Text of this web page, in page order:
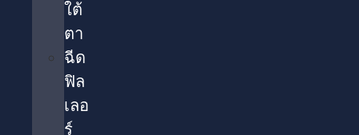
ใต้
ตา​
ฉีด
ฟิล
เลอ
ร์